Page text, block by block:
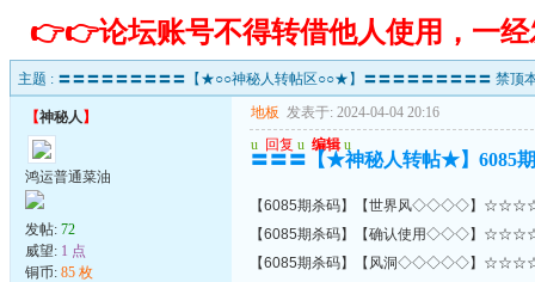
👉👉论坛账号不得转借他人使用，一
主题 : 〓〓〓〓〓〓〓〓〓【★○○神秘人转帖区○○★】〓〓〓〓〓〓〓〓〓 禁顶
【神秘人 】
鸿运普通菜油
发帖: 72
威望: 1 点
铜币: 85 枚
地板 发表于: 2024-04-04 20:16
u 回复 u 编辑 u
〓〓〓【★神秘人转帖★】6085
【6085期杀码】【世界风◇◇◇◇】
【6085期杀码】【确认使用◇◇◇】
【6085期杀码】【风洞◇◇◇◇◇】